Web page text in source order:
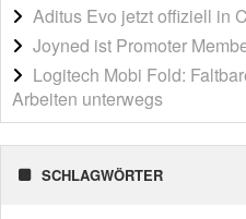
Aditus Evo jetzt offiziell in
Joyned ist Promoter
Logitech Mobi Fold:
Arbeiten unterwegs
SCHLAGWÖRTER